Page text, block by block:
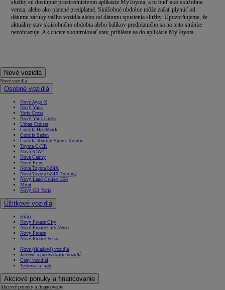
služby sú dostupné prostredníctvom aplikácie MyToyota, a to buď ako skúšobná
verzia, alebo ako platené predplatné. Skúšobné obdobie môže začať plynúť od
dátumu záruky vášho vozidla alebo od dátumu spustenia služby. Upozorňujeme, že
aktuálny stav skúšobného obdobia alebo balíkov predplatného sa na tejto stránke
nezobrazuje. Ak chcete skontrolovať stav, prihláste sa do aplikácie MyToyota.
Nové vozidlá
Nové vozidlá
Osobné vozidlá
Nové Aygo X
Nový Yaris
Yaris Cross
Nový Yaris Cross
Urban Cruiser
Corolla Hatchback
Corolla Sedan
Corolla Touring Sports Kombi
Toyota C-HR
Nová RAV4
Nová Camry
Nový Prius
Nová Toyota bZ4X
Nová Toyota bZ4X Touring
Nový Land Cruiser 250
Mirai
Nový GR Yaris
Úžitkové vozidlá
Hilux
Nový Proace City
Nový Proace City Verso
Nový Proace
Nový Proace Verso
Nové (skladové) vozidlá
Jazdené a predvádzacie vozidlá
Ceny vozidiel
Testovacia jazda
Akciové ponuky a financovanie
Akciové ponuky a financovanie